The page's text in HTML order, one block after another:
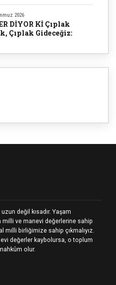
2026
DİYOR Kİ Çıplak
Çıplak Gideceğiz:
değil kısadır. Yaşam
milli ve manevi değerlerine sahip
milli birliğimize sahip çıkmalıyız.
değerler kaybolursa, o toplum
olur.